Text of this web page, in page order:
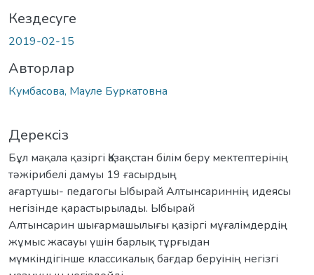
Кездесуге
2019-02-15
Авторлар
Кумбасова, Мауле Буркатовна
Дерексіз
Бұл мақала қазіргі Қазақстан білім беру мектептерінің
тəжірибелі дамуы 19 ғасырдың
ағартушы- педагогы Ыбырай Алтынсариннің идеясы
негізінде қарастырылады. Ыбырай
Алтынсарин шығармашылығы қазіргі мұғалімдердің
жұмыс жасауы үшін барлық тұрғыдан
мүмкіндігінше классикалық бағдар беруінің негізгі